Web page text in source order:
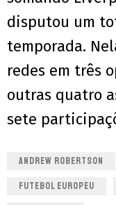
disputou um
temporada.
redes em três
outras quatro
sete
ANDREW ROBERTSON
FUTEBOL EUROPEU